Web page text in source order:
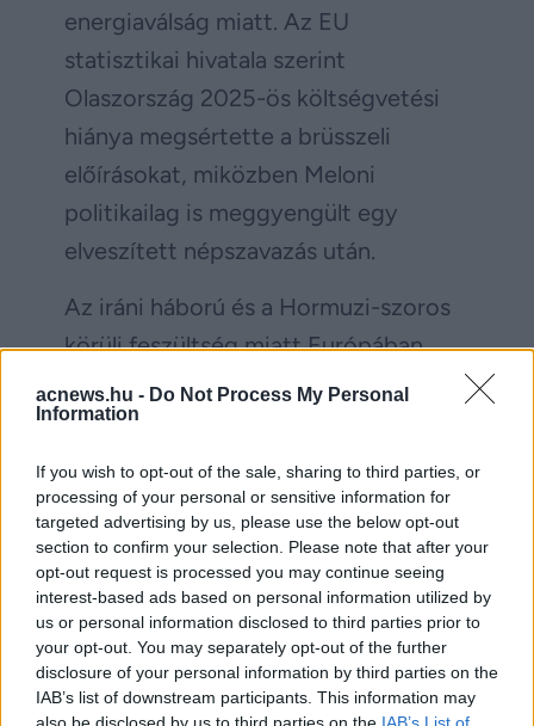
acnews.hu - Do Not Process My Personal
Information
If you wish to opt-out of the sale, sharing to third parties, or
processing of your personal or sensitive information for
targeted advertising by us, please use the below opt-out
section to confirm your selection. Please note that after your
opt-out request is processed you may continue seeing
interest-based ads based on personal information utilized by
us or personal information disclosed to third parties prior to
your opt-out. You may separately opt-out of the further
disclosure of your personal information by third parties on the
IAB’s list of downstream participants. This information may
also be disclosed by us to third parties on the IAB’s List of
energiaválság miatt. Az EU
statisztikai hivatala szerint
Olaszország 2025-ös költségvetési
hiánya megsértette a brüsszeli
előírásokat, miközben Meloni
politikailag is meggyengült egy
elveszített népszavazás után.
Az iráni háború és a Hormuzi-szoros
körüli feszültség miatt Európában
elszálltak az energiaárak, de az
Európai Bizottság továbbra sem
támogatja az energetikai kiadások
külön kezelését vagy a válságadók
bevezetését.
Reddit Telegram